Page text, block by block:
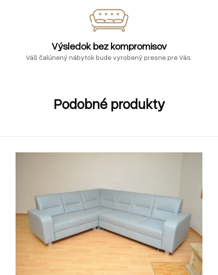
Výsledok bez kompromisov
Váš čalúnený nábytok bude vyrobený presne pre Vás.
Podobné produkty